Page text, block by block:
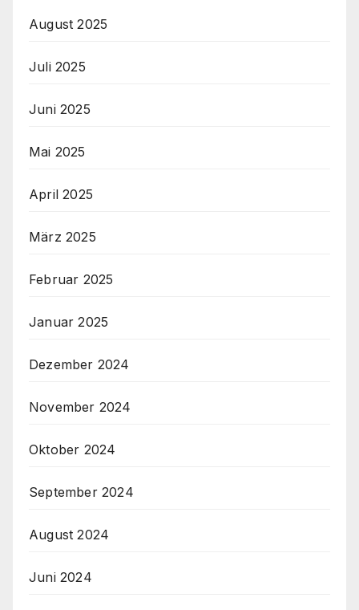
August 2025
Juli 2025
Juni 2025
Mai 2025
April 2025
März 2025
Februar 2025
Januar 2025
Dezember 2024
November 2024
Oktober 2024
September 2024
August 2024
Juni 2024